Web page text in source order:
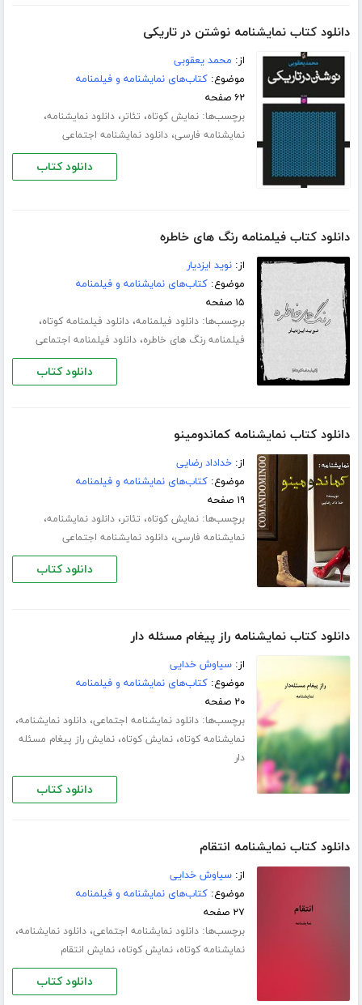
دانلود کتاب نمایشنامه نوشتن در تاریکی
از: محمد یعقوبی
موضوع:کتاب‌های نمایشنامه و فیلمنامه
۶۲ صفحه
برچسب‌ها:نمایش کوتاه، تئاتر،دانلود نمایشنامه،
نمایشنامه فارسی،دانلود نمایشنامه اجتماعی
دانلود کتاب
دانلود کتاب فیلمنامه رنگ های خاطره
از:نوید ایزدیار
موضوع:کتاب‌های نمایشنامه و فیلمنامه
۱۵ صفحه
برچسب‌ها:دانلود فیلمنامه،دانلود فیلمنامه کوتاه،
فیلمنامه رنگ های خاطره،دانلود فیلمنامه اجتماعی
دانلود کتاب
دانلود کتاب نمایشنامه کماندومینو
از:خداداد رضایی
موضوع:کتاب‌های نمایشنامه و فیلمنامه
۱۹ صفحه
برچسب‌ها:نمایش کوتاه، تئاتر،دانلود نمایشنامه،
نمایشنامه فارسی،دانلود نمایشنامه اجتماعی
دانلود کتاب
دانلود کتاب نمایشنامه راز پیغام مسئله دار
از:سیاوش خدایی
موضوع:کتاب‌های نمایشنامه و فیلمنامه
۲۰ صفحه
برچسب‌ها:دانلود نمایشنامه اجتماعی،دانلود نمایشنامه،
نمایشنامه کوتاه،نمایش کوتاه،نمایش راز پیغام مسئله
دار
دانلود کتاب
دانلود کتاب نمایشنامه انتقام
از:سیاوش خدایی
موضوع:کتاب‌های نمایشنامه و فیلمنامه
۲۷ صفحه
برچسب‌ها:دانلود نمایشنامه اجتماعی،دانلود نمایشنامه،
نمایشنامه کوتاه،نمایش کوتاه،نمایش انتقام
دانلود کتاب